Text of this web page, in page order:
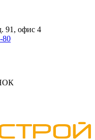
91, офис 4
80